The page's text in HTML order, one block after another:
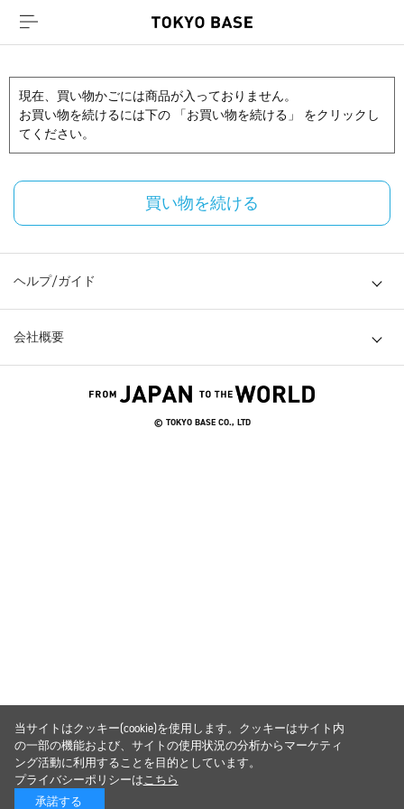
現在、買い物かごには商品が入っておりません。
お買い物を続けるには下の 「お買い物を続ける」 をクリックし
てください。
買い物を続ける
ヘルプ/ガイド
会社概要
© TOKYO BASE CO., LTD
当サイトはクッキー(cookie)を使用します。クッキーはサイト内
の一部の機能および、サイトの使用状況の分析からマーケティ
ング活動に利用することを目的としています。
プライバシーポリシーはこちら
承諾する